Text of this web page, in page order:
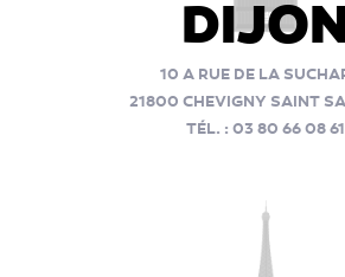
10 A RUE DE LA
21800 CHEVIGNY SAINT
TÉL. : 03 80 66 08 61